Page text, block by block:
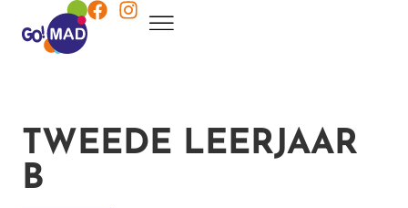
TWEEDE LEERJAAR
B